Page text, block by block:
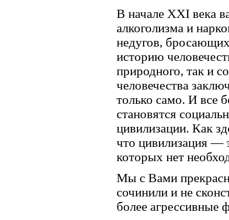
В начале XXI века
алкоголизма и
недугов,
историю
природного, так и
человечества
только само. И все
становятся
цивилизации. Как
что цивилизация —
которых нет
Мы с Вами
сочинили и не
более агрессивные